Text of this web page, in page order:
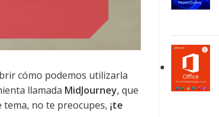
cómo podemos utilizarla
llamada MidJourney, que
no te preocupes, ¡te